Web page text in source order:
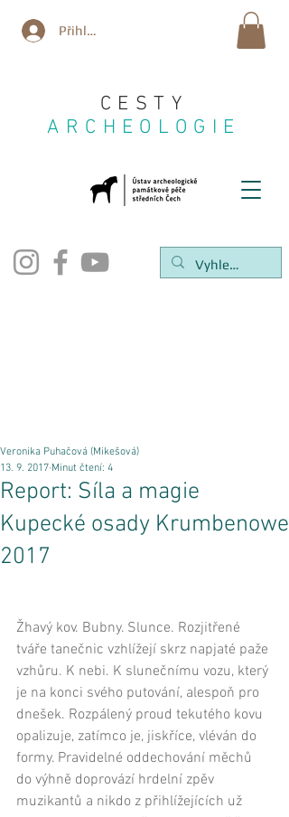
CESTY
ARCHEOLOGIE
Přihlásit se
Report: Síla a magie
Kupecké osady Krumbenowe
2017
Veronika Puhačová (Mikešová)
13. 9. 2017 Minut čtení: 4
Žhavý kov. Bubny. Slunce. Rozjitřené
tváře tanečnic vzhlížejí skrz napjaté paže
vzhůru. K nebi. K slunečnímu vozu, který
je na konci svého putování, alespoň pro
dnešek. Rozpálený proud tekutého kovu
opalizuje, zatímco je, jiskříce, vléván do
formy. Pravidelné oddechování měchů
do výhně doprovází hrdelní zpěv
muzikantů a nikdo z přihlížejících už